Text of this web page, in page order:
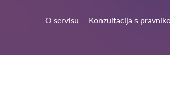
O servisu Konzultacija s